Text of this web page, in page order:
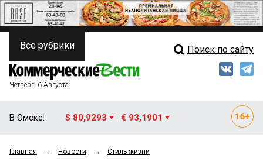
ПОЛИТИКА
ФИНАНСЫ
ОБЩЕСТВО
Свежий выпуск
Все рубрики Поиск по сайту
Четверг, 6 Августа
В Омске: $ 80,9293 € 93,1901
Главная → Новости → Стиль жизни